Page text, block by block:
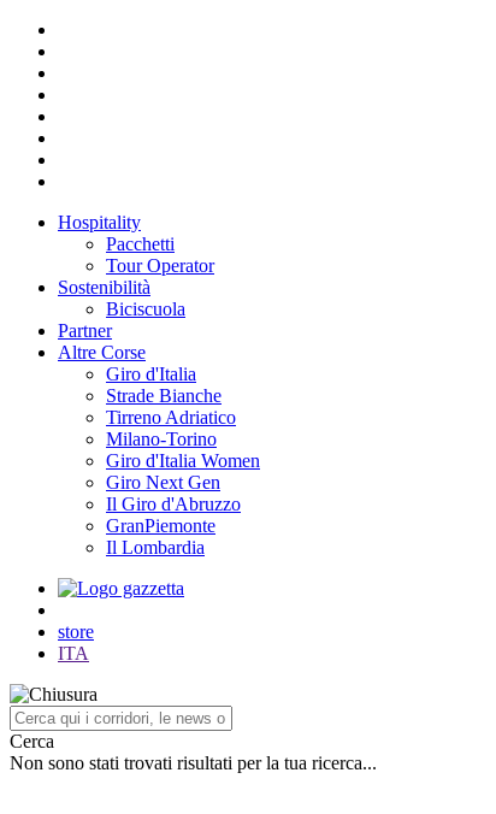
Hospitality
Pacchetti
Tour Operator
Sostenibilità
Biciscuola
Partner
Altre Corse
Giro d'Italia
Strade Bianche
Tirreno Adriatico
Milano-Torino
Giro d'Italia Women
Giro Next Gen
Il Giro d'Abruzzo
GranPiemonte
Il Lombardia
store
ITA
Cerca
Non sono stati trovati risultati per la tua ricerca...